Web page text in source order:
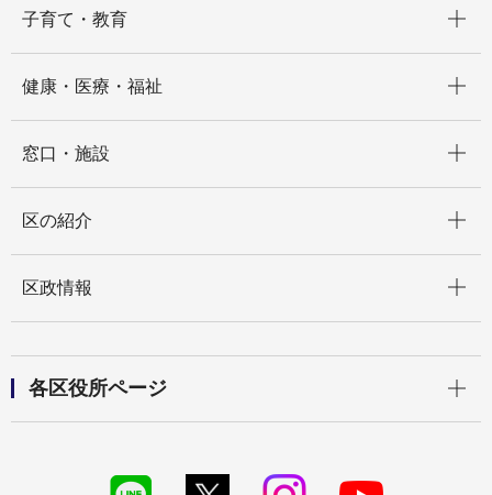
子育て・教育
健康・医療・福祉
窓口・施設
区の紹介
区政情報
各区役所ページ